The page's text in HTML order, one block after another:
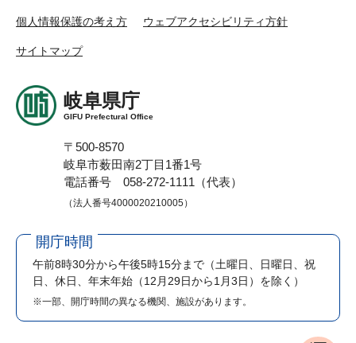
個人情報保護の考え方 ウェブアクセシビリティ方針
サイトマップ
岐阜県庁
GIFU Prefectural Office
〒500-8570
岐阜市薮田南2丁目1番1号
電話番号 058-272-1111（代表）
（法人番号4000020210005）
開庁時間
午前8時30分から午後5時15分まで （土曜日、日曜日、祝
日、休日、年末年始（12月29日から1月3日）を除く）
※一部、開庁時間の異なる機関、施設があります。